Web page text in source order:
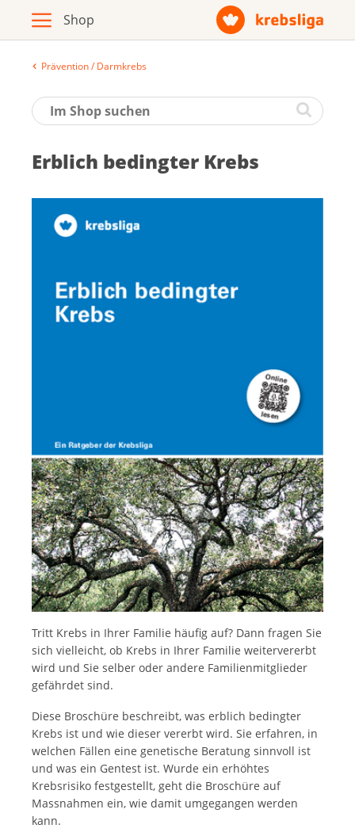
Broschüren / Infomaterial
Produkte
Zur Krebsliga-Webseite
Deutsch
Prävention / Darmkrebs
Erb­lich be­ding­ter Krebs
Tritt Krebs in Ihrer Familie häufig auf? Dann fragen Sie
sich vielleicht, ob Krebs in Ihrer Familie weitervererbt
wird und Sie selber oder andere Familienmitglieder
gefährdet sind.
Diese Broschüre beschreibt, was erblich bedingter
Krebs ist und wie dieser vererbt wird. Sie erfahren, in
welchen Fällen eine genetische Beratung sinnvoll ist
und was ein Gentest ist. Wurde ein erhöhtes
Krebsrisiko festgestellt, geht die Broschüre auf
Massnahmen ein, wie damit umgegangen werden
kann.